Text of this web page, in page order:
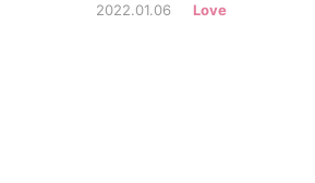
るため参考にしてください。彼
2022.01.06 Love